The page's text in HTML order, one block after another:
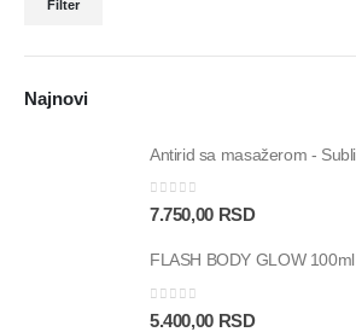
Filter
Najnovi
0out of 5
7.750,00 RSD
FLASH BODY GLOW 100ml
0out of 5
5.400,00 RSD